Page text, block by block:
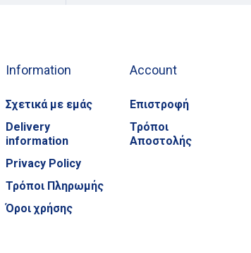
Information
Σχετικά με εμάς
Delivery
information
Privacy Policy
Τρόποι Πληρωμής
Όροι χρήσης
Account
Επιστροφή
Τρόποι
Αποστολής